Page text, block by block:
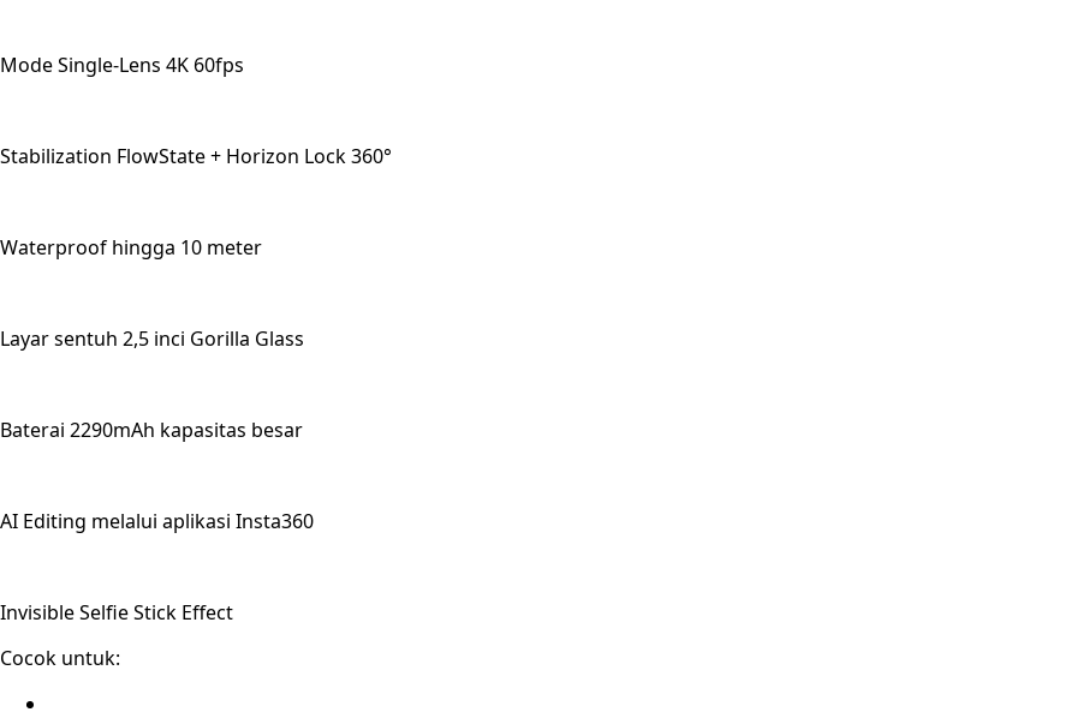
Mode Single-Lens 4K 60fps
Stabilization FlowState + Horizon Lock 360°
Waterproof hingga 10 meter
Layar sentuh 2,5 inci Gorilla Glass
Baterai 2290mAh kapasitas besar
AI Editing melalui aplikasi Insta360
Invisible Selfie Stick Effect
Cocok untuk: